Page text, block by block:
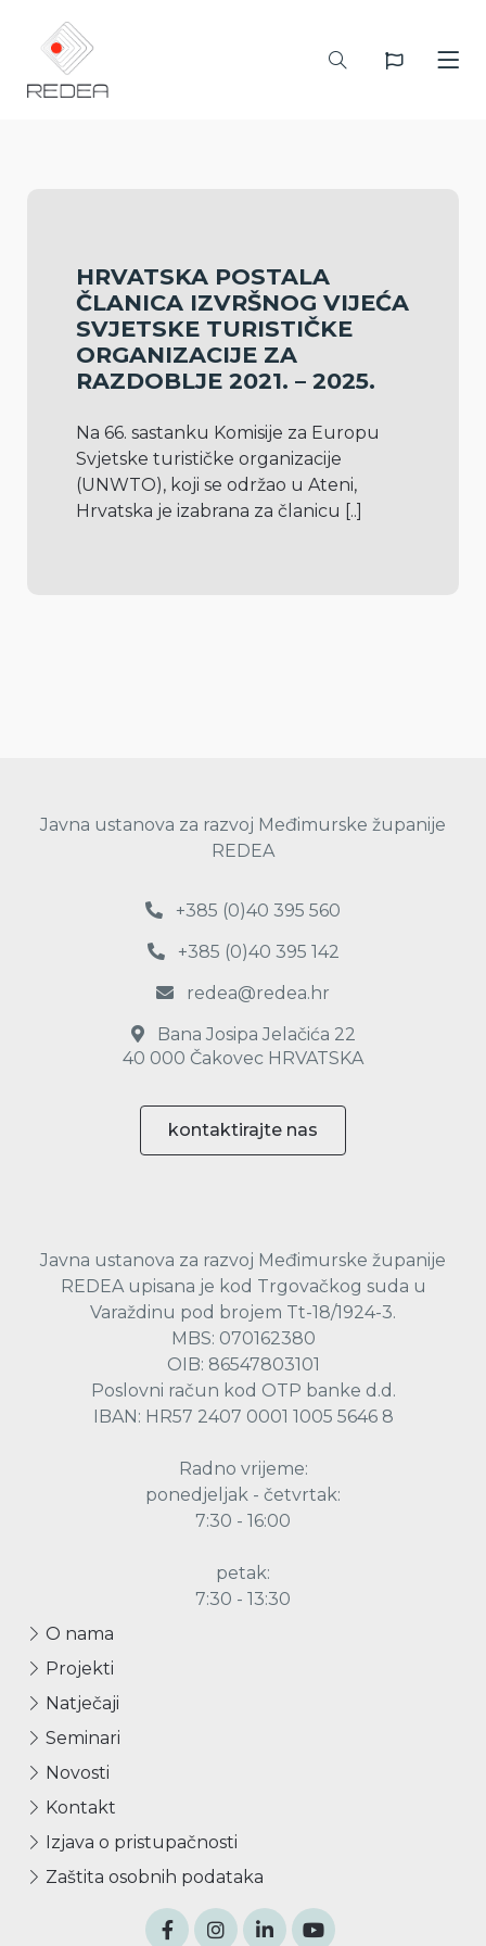
HRVATSKA POSTALA
ČLANICA IZVRŠNOG VIJEĆA
SVJETSKE TURISTIČKE
ORGANIZACIJE ZA
RAZDOBLJE 2021. – 2025.
Na 66. sastanku Komisije za Europu
Svjetske turističke organizacije
(UNWTO), koji se održao u Ateni,
Hrvatska je izabrana za članicu [..]
Javna ustanova za razvoj Međimurske županije
REDEA
+385 (0)40 395 560
+385 (0)40 395 142
redea@redea.hr
Bana Josipa Jelačića 22
40 000 Čakovec HRVATSKA
kontaktirajte nas
Javna ustanova za razvoj Međimurske županije
REDEA upisana je kod Trgovačkog suda u
Varaždinu pod brojem Tt-18/1924-3.
MBS: 070162380
OIB: 86547803101
Poslovni račun kod OTP banke d.d.
IBAN: HR57 2407 0001 1005 5646 8
Radno vrijeme:
ponedjeljak - četvrtak:
7:30 - 16:00
petak:
7:30 - 13:30
O nama
Projekti
Natječaji
Seminari
Novosti
Kontakt
Izjava o pristupačnosti
Zaštita osobnih podataka